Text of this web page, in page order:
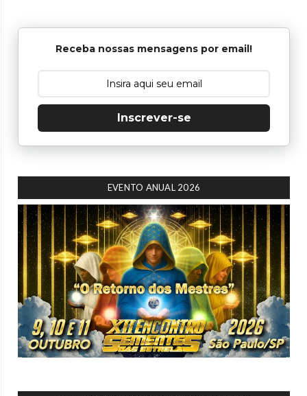
Receba nossas mensagens por email!
Inscrever-se
EVENTO ANUAL 2026